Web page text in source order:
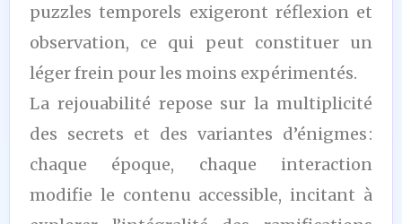
puzzles temporels exigeront réflexion et
observation, ce qui peut constituer un
léger frein pour les moins expérimentés.
La rejouabilité repose sur la multiplicité
des secrets et des variantes d’énigmes :
chaque époque, chaque interaction
modifie le contenu accessible, incitant à